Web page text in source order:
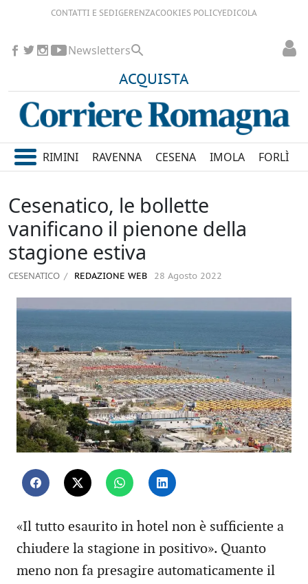
CONTATTI E SEDIGERENZACOOKIES POLICYEDICOLA
ACQUISTA
Newsletters
RIMINI RAVENNA CESENA IMOLA FORLÌ
Cesenatico, le bollette
vanificano il pienone della
stagione estiva
CESENATICO REDAZIONE WEB 28 Agosto 2022
«Il tutto esaurito in hotel non è sufficiente a
chiudere la stagione in positivo». Quanto
meno non fa presagire automaticamente il